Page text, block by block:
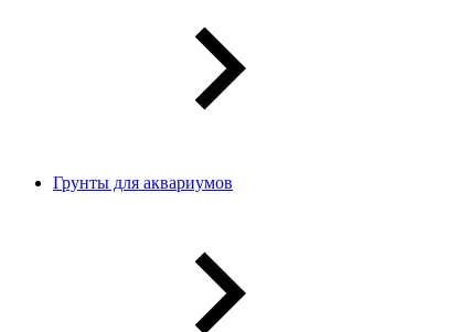
Грунты для аквариумов